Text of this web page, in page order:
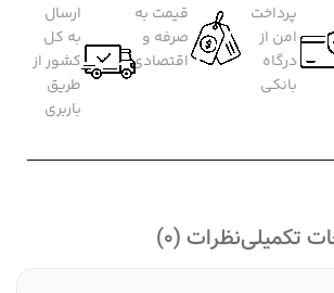
پرداخت
امن از
درگاه
بانکی
قیمت به
صرفه و
اقتصادی
ارسال
به کل
کشور از
طریق
باربری
تکمیلینظرات (0)